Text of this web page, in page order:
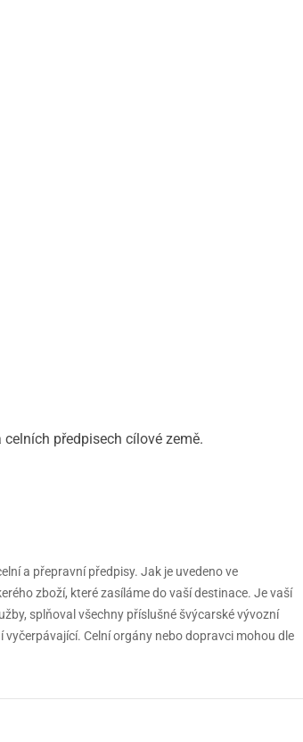
předpisech cílové země.
a přepravní předpisy. Jak je uvedeno ve
zboží, které zasíláme do vaší destinace. Je vaší
splňoval všechny příslušné švýcarské vývozní
Celní orgány nebo dopravci mohou dle